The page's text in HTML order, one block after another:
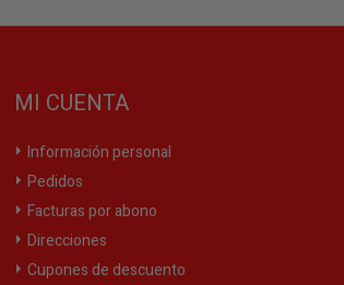
MI CUENTA
Información personal
Pedidos
Facturas por abono
Direcciones
Cupones de descuento